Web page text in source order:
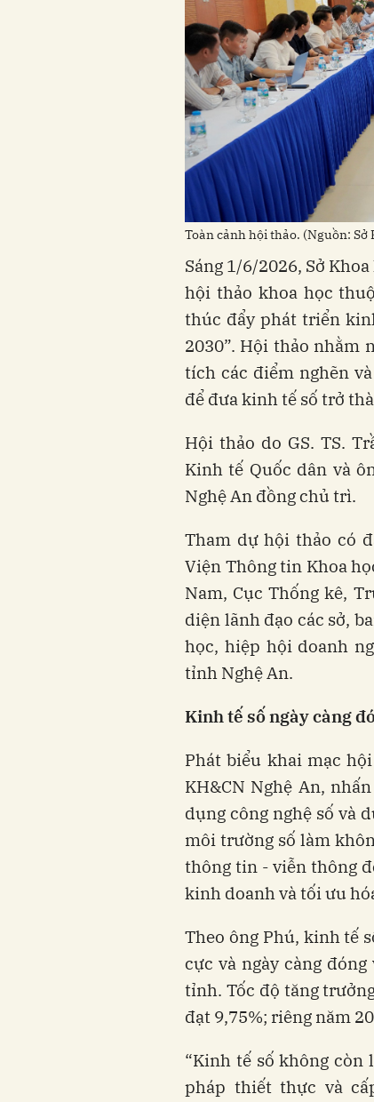
Toàn cảnh hội thảo. (Nguồn: Sở
Sáng 1/6/2026, Sở
hội thảo khoa học
thúc đẩy phát triển
2030”. Hội thảo nhằm
tích các điểm nghẽn
để đưa kinh tế số trở
Hội thảo do GS. TS.
Kinh tế Quốc dân và
Nghệ An đồng chủ trì.
Tham dự hội thảo có
Viện Thông tin Khoa
Nam, Cục Thống kê,
diện lãnh đạo các sở,
học, hiệp hội doanh
tỉnh Nghệ An.
Kinh tế số ngày càng
Phát biểu khai mạc
KH&CN Nghệ An,
dụng công nghệ số và
môi trường số làm
thông tin - viễn thông
kinh doanh và tối ưu
Theo ông Phú, kinh tế
cực và ngày càng
tỉnh. Tốc độ tăng
đạt 9,75%; riêng năm
“Kinh tế số không
pháp thiết thực và